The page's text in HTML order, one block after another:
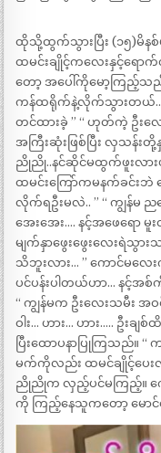
ထိုသို့ထွက်သွားပြီး (၁၅)မိန
ထမင်းချိုင့်ကလေးနှင့်ရေ
တော့ အပေါ်ကိုမော့ကြည့်သည်
ကန်ထရိုက်နဲ့လိုက်သွားတယ်..
တင်ထားခဲ့ ” “ ဟုတ်ကဲ့ ဦးလ
အကြီးဆုံးဖြစ်ပြီး လှသန်း
ညိုညို..နင်ဆိုင်မထွက်ဖူးလားဟ
ထမင်းကြော်ကမနက်ခင်းဘဲ
လိုက်ရဦးမလဲ.. ” “ ကျွန်မ ည
အေးအေး…. နင့်အဖေရော
မျက်နှာဖွေးဖွေးလေးရဲသွာ
သိဘူးလား… ” ကောင်မလေ
ပင်ပန်းပါတယ်ဟာ… နင့်အစ်
“ ကျွန်မက ဦးလေးသမီး အဝ
ဝါး… ဟား… ဟား….. ဦးချ
ပြီးထောပနာပြုကြသည်။ “
မက်ကိုလည်း ထမင်ချိုင့်ပေးလို
ညိုညိုက လှည့်ပင်မကြည့်။ ကျ
ကို ကြည့်နေသူကတော့ မောင်က